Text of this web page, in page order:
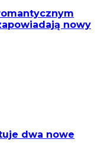
nowy
dwa nowe